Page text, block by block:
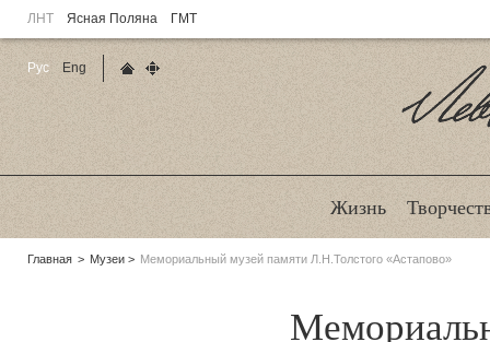
ЛНТ Ясная Поляна ГМТ
Жизнь
Родительские
Главная Музеи Мемориальный музей памяти Л.Н.Толстого «Астапово»
Рус
Eng